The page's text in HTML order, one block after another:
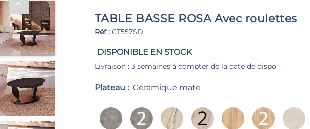
TABLE BASSE ROSA Avec roulettes
Réf :CT557SD
DISPONIBLE EN STOCK
Livraison : 3 semaines à compter de la date de dispo
Plateau : Céramique mate